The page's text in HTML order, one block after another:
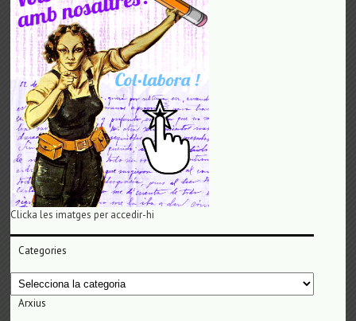
Clicka les imatges per accedir-hi
Categories
Categories
Arxius